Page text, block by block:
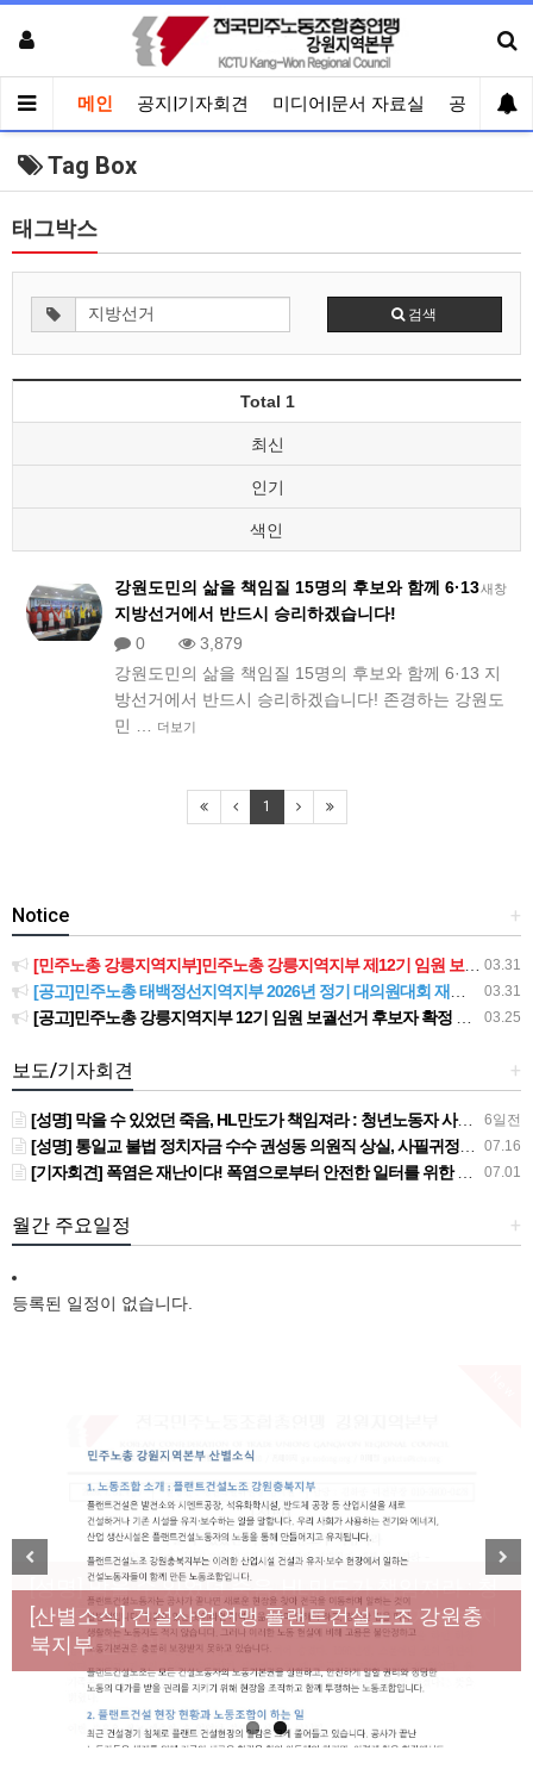
메인 공지|기자회견 미디어|문서 자료실 공유게시
Tag Box
태그박스
검색
Total 1
최신
인기
색인
새창
강원도민의 삶을 책임질 15명의 후보와 함께 6·13
지방선거에서 반드시 승리하겠습니다!
0
3,879
강원도민의 삶을 책임질 15명의 후보와 함께 6·13 지
방선거에서 반드시 승리하겠습니다! 존경하는 강원도
민 …
더보기
1
+
Notice
03.31
[민주노총 강릉지역지부]민주노총 강릉지역지부 제12기 임원 보궐선거결과 공고
03.31
[공고]민주노총 태백정선지역지부 2026년 정기 대의원대회 재소집 건
03.25
[공고]민주노총 강릉지역지부 12기 임원 보궐선거 후보자 확정 공고
+
보도/기자회견
6일전
[성명] 막을 수 있었던 죽음, HL만도가 책임져라 : 청년노동자 사망사고의 철저한 진상규명과 재발방지 대책 마련하라
07.16
[성명] 통일교 불법 정치자금 수수 권성동 의원직 상실, 사필귀정이다
07.01
[기자회견] 폭염은 재난이다! 폭염으로부터 안전한 일터를 위한 민주노총 강원지역본부 폭염감시단 선포 기자회견
+
월간 주요일정
등록된 일정이 없습니다.
[성명] 막을 수 있었던 죽음, HL만도가 책임져라 : 청
년노동자 사망사고의 철저한 진상규명과 재발방지
대책 마련하라
[산별소식] 건설산업연맹 플랜트건설노조 강원충
북지부
Previous Next